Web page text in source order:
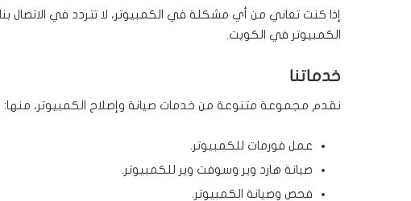
إذا كنت تعاني من أي مشكلة في الكمبيوتر، لا تتردد في الاتصال بنا
الكمبيوتر في الكويت.
خدماتنا
نقدم مجموعة متنوعة من خدمات صيانة وإصلاح الكمبيوتر، منها:
عمل فورمات للكمبيوتر.
صيانة هارد وير وسوفت وير للكمبيوتر.
فحص وصيانة الكمبيوتر.